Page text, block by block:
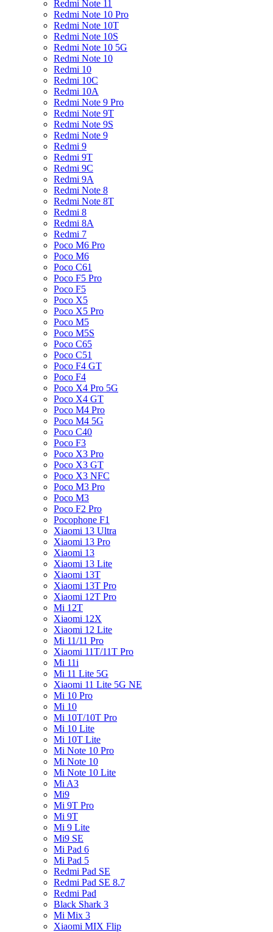
Redmi Note 11
Redmi Note 10 Pro
Redmi Note 10T
Redmi Note 10S
Redmi Note 10 5G
Redmi Note 10
Redmi 10
Redmi 10C
Redmi 10A
Redmi Note 9 Pro
Redmi Note 9T
Redmi Note 9S
Redmi Note 9
Redmi 9
Redmi 9T
Redmi 9C
Redmi 9A
Redmi Note 8
Redmi Note 8T
Redmi 8
Redmi 8A
Redmi 7
Poco M6 Pro
Poco M6
Poco C61
Poco F5 Pro
Poco F5
Poco X5
Poco X5 Pro
Poco M5
Poco M5S
Poco C65
Poco C51
Poco F4 GT
Poco F4
Poco X4 Pro 5G
Poco X4 GT
Poco M4 Pro
Poco M4 5G
Poco C40
Poco F3
Poco X3 Pro
Poco X3 GT
Poco X3 NFC
Poco M3 Pro
Poco M3
Poco F2 Pro
Pocophone F1
Xiaomi 13 Ultra
Xiaomi 13 Pro
Xiaomi 13
Xiaomi 13 Lite
Xiaomi 13T
Xiaomi 13T Pro
Xiaomi 12T Pro
Mi 12T
Xiaomi 12X
Xiaomi 12 Lite
Mi 11/11 Pro
Xiaomi 11T/11T Pro
Mi 11i
Mi 11 Lite 5G
Xiaomi 11 Lite 5G NE
Mi 10 Pro
Mi 10
Mi 10T/10T Pro
Mi 10 Lite
Mi 10T Lite
Mi Note 10 Pro
Mi Note 10
Mi Note 10 Lite
Mi A3
Mi9
Mi 9T Pro
Mi 9T
Mi 9 Lite
Mi9 SE
Mi Pad 6
Mi Pad 5
Redmi Pad SE
Redmi Pad SE 8.7
Redmi Pad
Black Shark 3
Mi Mix 3
Xiaomi MIX Flip